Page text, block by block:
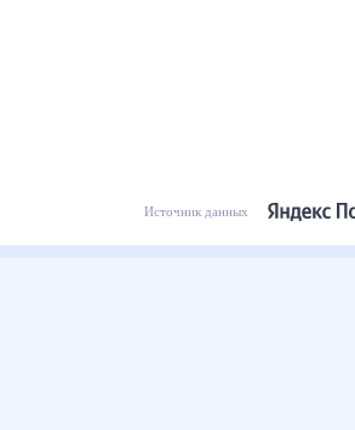
Источник данных